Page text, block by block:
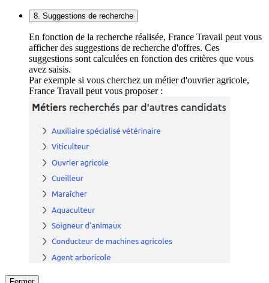
8. Suggestions de recherche
En fonction de la recherche réalisée, France Travail peut vous
afficher des suggestions de recherche d'offres. Ces
suggestions sont calculées en fonction des critères que vous
avez saisis.
Par exemple si vous cherchez un métier d'ouvrier agricole,
France Travail peut vous proposer :